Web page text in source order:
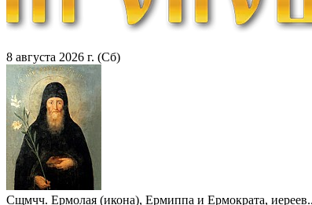
8 августа 2026 г. (Сб)
Сщмчч. Ермолая (икона), Ермиппа и Ермократа,